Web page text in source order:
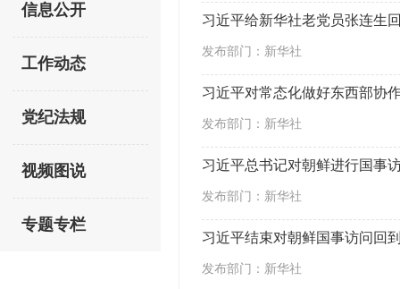
信息公开
工作动态
党纪法规
视频图说
专题专栏
习近平给新华社老党员张连生
发布部门：新华社
发布部门：新华社
习近平总书记对朝鲜进行国事
发布部门：新华社
习近平结束对朝鲜国事访问回
发布部门：新华社